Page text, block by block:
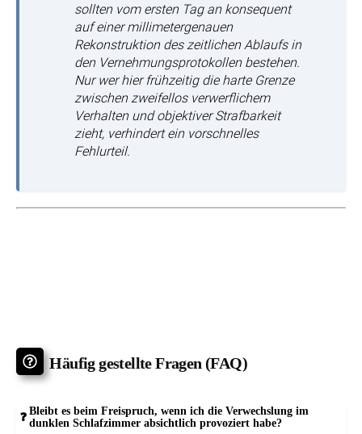
sollten vom ersten Tag an konsequent
auf einer millimetergenauen
Rekonstruktion des zeitlichen Ablaufs in
den Vernehmungsprotokollen bestehen.
Nur wer hier frühzeitig die harte Grenze
zwischen zweifellos verwerflichem
Verhalten und objektiver Strafbarkeit
zieht, verhindert ein vorschnelles
Fehlurteil.
Häufig gestellte Fragen (FAQ)
Bleibt es beim Freispruch, wenn ich die Verwechslung im
dunklen Schlafzimmer absichtlich provoziert habe?